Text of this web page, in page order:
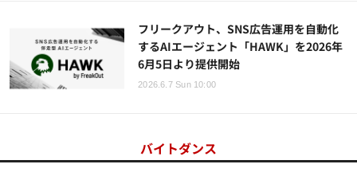
フリークアウト、SNS広告運用を自動化
するAIエージェント「HAWK」を2026年
6月5日より提供開始
2026.6.7 Sun 10:00
バイトダンス